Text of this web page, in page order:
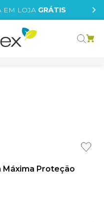
EM LOJA GRÁTIS
Máxima Proteção